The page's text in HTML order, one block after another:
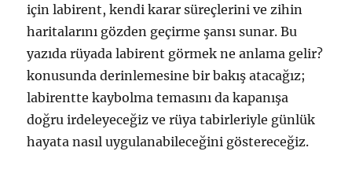
için labirent, kendi karar süreçlerini ve zihin
haritalarını gözden geçirme şansı sunar. Bu
yazıda rüyada labirent görmek ne anlama gelir?
konusunda derinlemesine bir bakış atacağız;
labirentte kaybolma temasını da kapanışa
doğru irdeleyeceğiz ve rüya tabirleriyle günlük
hayata nasıl uygulanabileceğini göstereceğiz.